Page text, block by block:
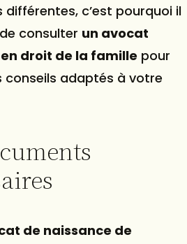
différentes, c’est pourquoi il
consulter un avocat
en droit de la famille pour
conseils adaptés à votre
de naissance de